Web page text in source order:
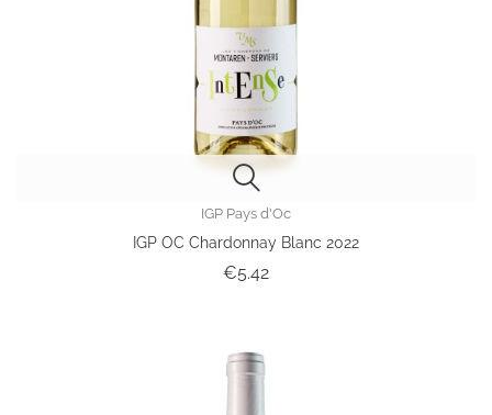
IGP Pays d'Oc
IGP OC Chardonnay Blanc 2022
€5.42Price